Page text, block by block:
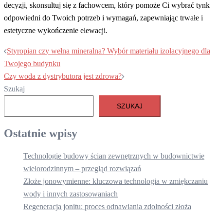
decyzji, skonsultuj się z fachowcem, który pomoże Ci wybrać tynk
odpowiedni do Twoich potrzeb i wymagań, zapewniając trwałe i
estetyczne wykończenie elewacji.
Nawigacja
wpisu
Styropian czy wełna mineralna? Wybór materiału izolacyjnego dla
Twojego budynku
Czy woda z dystrybutora jest zdrowa?
Szukaj
SZUKAJ
Ostatnie wpisy
Technologie budowy ścian zewnętrznych w budownictwie
wielorodzinnym – przegląd rozwiązań
Złoże jonowymienne: kluczowa technologia w zmiękczaniu
wody i innych zastosowaniach
Regeneracja jonitu: proces odnawiania zdolności złoża